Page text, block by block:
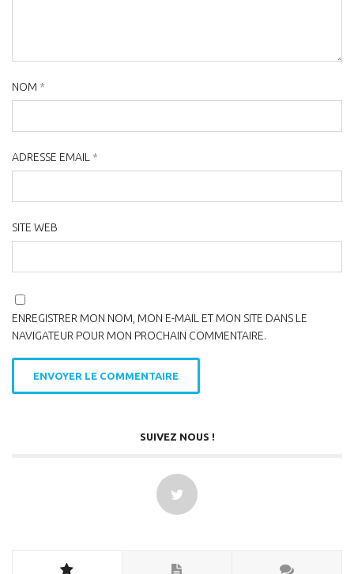
NOM *
ADRESSE EMAIL *
SITE WEB
ENREGISTRER MON NOM, MON E-MAIL ET MON SITE DANS LE
NAVIGATEUR POUR MON PROCHAIN COMMENTAIRE.
SUIVEZ NOUS !